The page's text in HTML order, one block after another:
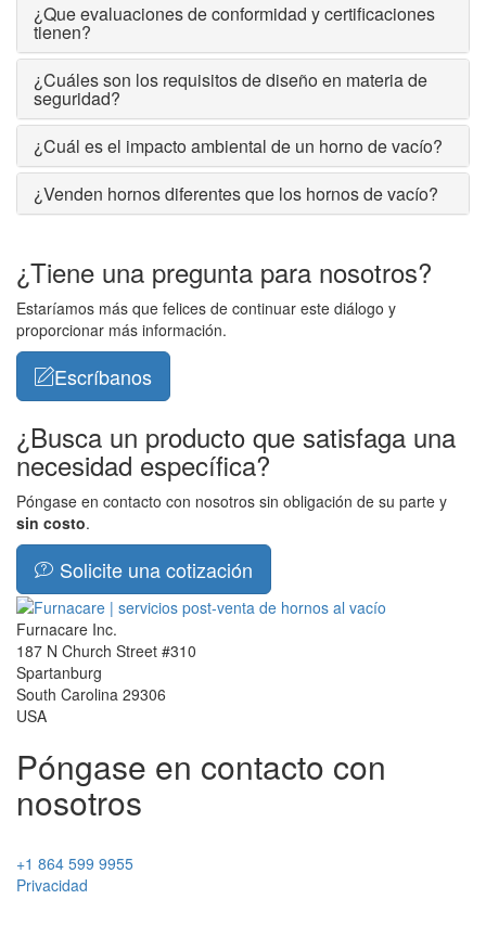
¿Que evaluaciones de conformidad y certificaciones
tienen?
¿Cuáles son los requisitos de diseño en materia de
seguridad?
¿Cuál es el impacto ambiental de un horno de vacío?
¿Venden hornos diferentes que los hornos de vacío?
¿Tiene una pregunta para nosotros?
Estaríamos más que felices de continuar este diálogo y
proporcionar más información.
Escríbanos
¿Busca un producto que satisfaga una
necesidad específica?
Póngase en contacto con nosotros sin obligación de su parte y
sin costo.
Solicite una cotización
Furnacare Inc.
187 N Church Street #310
Spartanburg
South Carolina 29306
USA
Póngase en contacto con
nosotros
+1 864 599 9955
Privacidad